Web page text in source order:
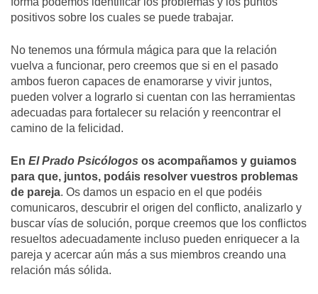
positivos sobre los cuales se puede trabajar.
No tenemos una fórmula mágica para que la relación
vuelva a funcionar, pero creemos que si en el pasado
ambos fueron capaces de enamorarse y vivir juntos,
pueden volver a lograrlo si cuentan con las herramientas
adecuadas para fortalecer su relación y reencontrar el
camino de la felicidad.
En El Prado Psicólogos os acompañamos y guiamos
para que, juntos, podáis resolver vuestros problemas
de pareja. Os damos un espacio en el que podéis
comunicaros, descubrir el origen del conflicto, analizarlo y
buscar vías de solución, porque creemos que los conflictos
resueltos adecuadamente incluso pueden enriquecer a la
pareja y acercar aún más a sus miembros creando una
relación más sólida.